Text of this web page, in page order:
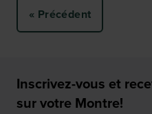
« Précédent
Inscrivez-vous et
sur votre Montre!